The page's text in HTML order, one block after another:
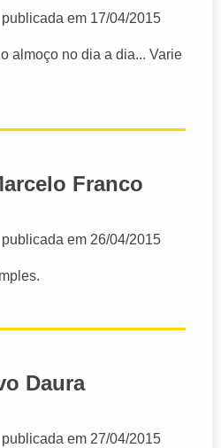
publicada em 17/04/2015
almoço no dia a dia... Varie
Franco
publicada em 26/04/2015
Daura
publicada em 27/04/2015